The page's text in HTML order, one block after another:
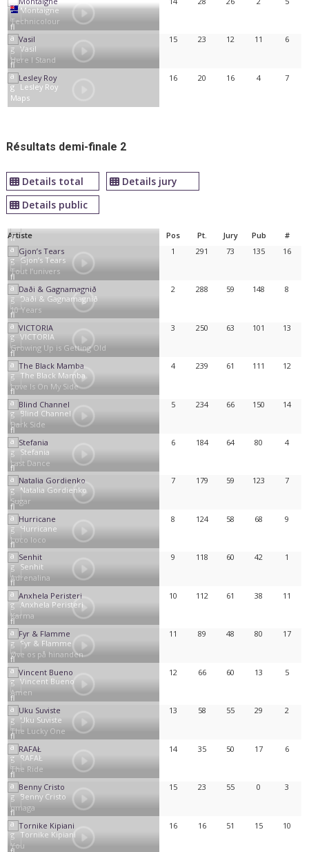
Montaigne
Technicolour
Vasil
Here I Stand
15 23 12 11 6
Lesley Roy
Maps
16 20 16 4 7
Résultats demi-finale 2
Details total
Details jury
Details public
Artiste Pos Pt. Jury Pub #
Gjon’s Tears
Tout l’univers
1 291 73 135 16
Daði & Gagnamagnið
10 Years
2 288 59 148 8
VICTORIA
Growing Up is Getting Old
3 250 63 101 13
The Black Mamba
Love Is On My Side
4 239 61 111 12
Blind Channel
Dark Side
5 234 66 150 14
Stefania
Last Dance
6 184 64 80 4
Natalia Gordienko
Sugar
7 179 59 123 7
Hurricane
Loco loco
8 124 58 68 9
Senhit
Adrenalina
9 118 60 42 1
Anxhela Peristeri
Karma
10 112 61 38 11
Fyr & Flamme
Øve os på hinanden
11 89 48 80 17
Vincent Bueno
Amen
12 66 60 13 5
Uku Suviste
The Lucky One
13 58 55 29 2
RAFAŁ
The Ride
14 35 50 17 6
Benny Cristo
omaga
15 23 55 0 3
Tornike Kipiani
You
16 16 51 15 10